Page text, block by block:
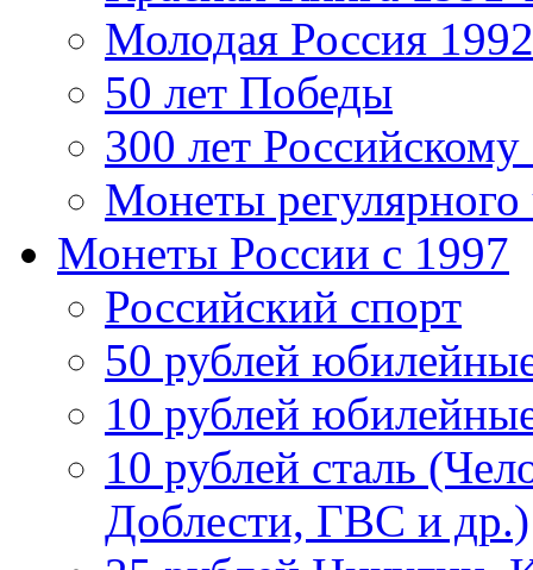
Молодая Россия
50 лет Победы
300 лет
Монеты
Монеты России c 1997
Российский спорт
50 рублей
10 рублей
10 рублей сталь
Доблести, ГВС и др.)